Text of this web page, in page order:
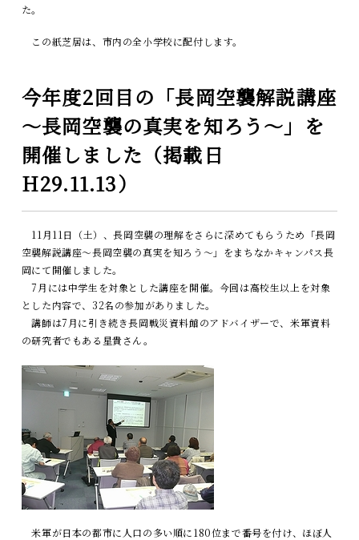
た。
この紙芝居は、市内の全小学校に配付します。
今年度2回目の「長岡空襲解説講座
～長岡空襲の真実を知ろう～」を
開催しました（掲載日
H29.11.13）
11月11日（土）、長岡空襲の理解をさらに深めてもらうため「長岡
空襲解説講座～長岡空襲の真実を知ろう～」をまちなかキャンパス長
岡にて開催しました。
7月には中学生を対象とした講座を開催。今回は高校生以上を対象
とした内容で、32名の参加がありました。
講師は7月に引き続き長岡戦災資料館のアドバイザーで、米軍資料
の研究者でもある星貴さん。
米軍が日本の都市に人口の多い順に180位まで番号を付け、ほぼ人